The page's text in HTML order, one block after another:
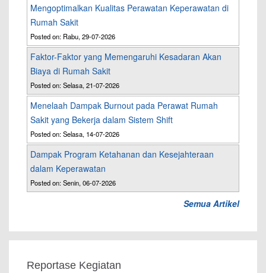
Mengoptimalkan Kualitas Perawatan Keperawatan di
Rumah Sakit
Posted on: Rabu, 29-07-2026
Faktor-Faktor yang Memengaruhi Kesadaran Akan
Biaya di Rumah Sakit
Posted on: Selasa, 21-07-2026
Menelaah Dampak Burnout pada Perawat Rumah
Sakit yang Bekerja dalam Sistem Shift
Posted on: Selasa, 14-07-2026
Dampak Program Ketahanan dan Kesejahteraan
dalam Keperawatan
Posted on: Senin, 06-07-2026
Semua Artikel
Reportase Kegiatan